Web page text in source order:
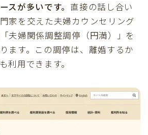
スが多いです。 直接の話し合い
家を交えた夫婦カウンセリング
夫婦関係調整調停（円満）」を
ます。この調停は、離婚するか
利用できます。